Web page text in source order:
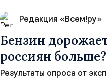
Редакция «Всем!ру»
Бензин
россиян больше?
Результаты опроса от